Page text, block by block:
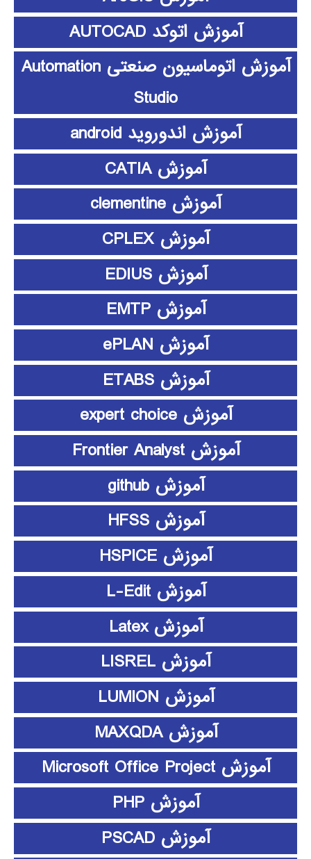
آموزش اتوکد AUTOCAD
آموزش اتوماسیون صنعتی Automation
Studio
آموزش اندوروید android
آموزش CATIA
آموزش clementine
آموزش CPLEX
آموزش EDIUS
آموزش EMTP
آموزش ePLAN
آموزش ETABS
آموزش expert choice
آموزش Frontier Analyst
آموزش github
آموزش HFSS
آموزش HSPICE
آموزش L-Edit
آموزش Latex
آموزش LISREL
آموزش LUMION
آموزش MAXQDA
آموزش Microsoft Office Project
آموزش PHP
آموزش PSCAD